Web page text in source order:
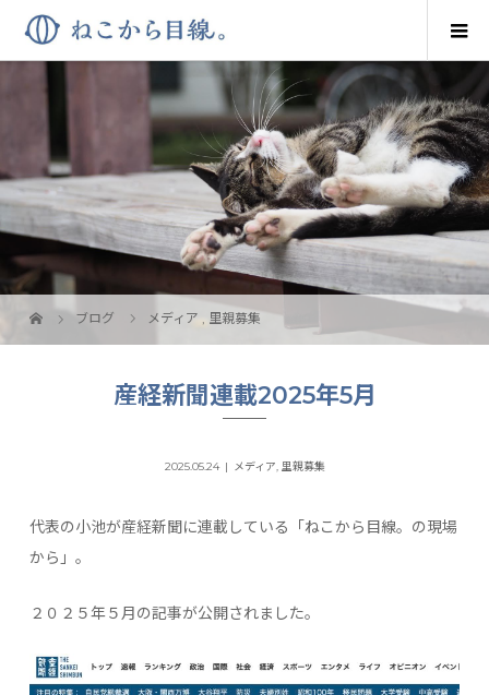
ブログ メディア , 里親募集
産経新聞連載2025年5月
2025.05.24 メディア, 里親募集
代表の小池が産経新聞に連載している「ねこから目線。の現場
から」。
２０２５年５月の記事が公開されました。